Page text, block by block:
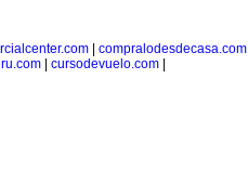
| compralodesdecasa.com|
cursodevuelo.com